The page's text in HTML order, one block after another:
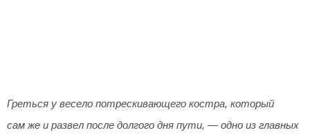
Греться у весело потрескивающего костра, который
сам же и развел после долгого дня пути, — одно из главных